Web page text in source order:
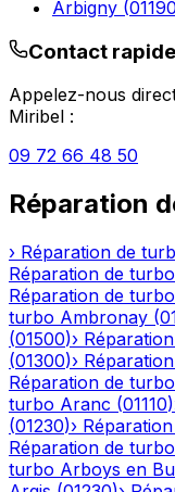
Arbigny (01190
Contact rapide
Appelez-nous
Miribel :
09 72 66 48 50
Réparation
› Réparation de
Réparation de turbo
Réparation de turbo
turbo Ambronay (
(01500)›
(01300)›
Réparation de turbo
turbo Aranc (01110)
(01230)›
Réparation de turbo
turbo Arboys en